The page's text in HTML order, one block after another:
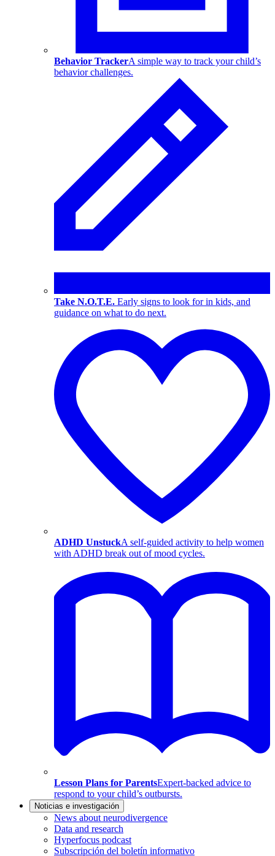
Behavior TrackerA simple way to track your child’s
behavior challenges.
Take N.O.T.E. Early signs to look for in kids, and
guidance on what to do next.
ADHD UnstuckA self-guided activity to help women
with ADHD break out of mood cycles.
Lesson Plans for ParentsExpert-backed advice to
respond to your child’s outbursts.
Noticias e investigación
News about neurodivergence
Data and research
Hyperfocus podcast
Subscripción del boletín informativo